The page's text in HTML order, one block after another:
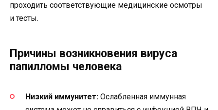
проходить соответствующие медицинские осмотры
и тесты.
Причины возникновения вируса
папилломы человека
Низкий иммунитет: Ослабленная иммунная